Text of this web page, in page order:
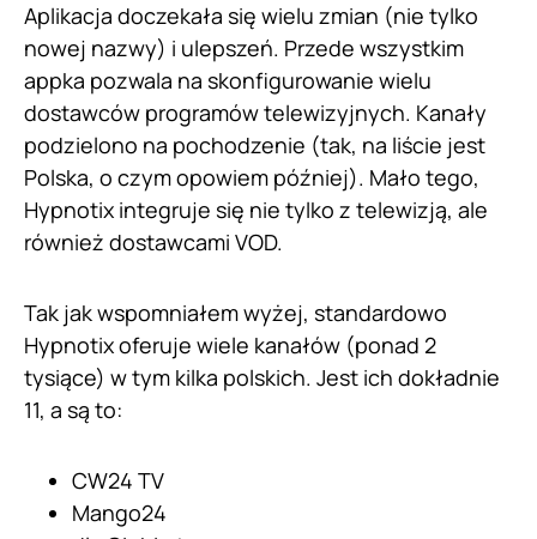
Aplikacja doczekała się wielu zmian (nie tylko
nowej nazwy) i ulepszeń. Przede wszystkim
appka pozwala na skonfigurowanie wielu
dostawców programów telewizyjnych. Kanały
podzielono na pochodzenie (tak, na liście jest
Polska, o czym opowiem później). Mało tego,
Hypnotix integruje się nie tylko z telewizją, ale
również dostawcami VOD.
Tak jak wspomniałem wyżej, standardowo
Hypnotix oferuje wiele kanałów (ponad 2
tysiące) w tym kilka polskich. Jest ich dokładnie
11, a są to:
CW24 TV
Mango24